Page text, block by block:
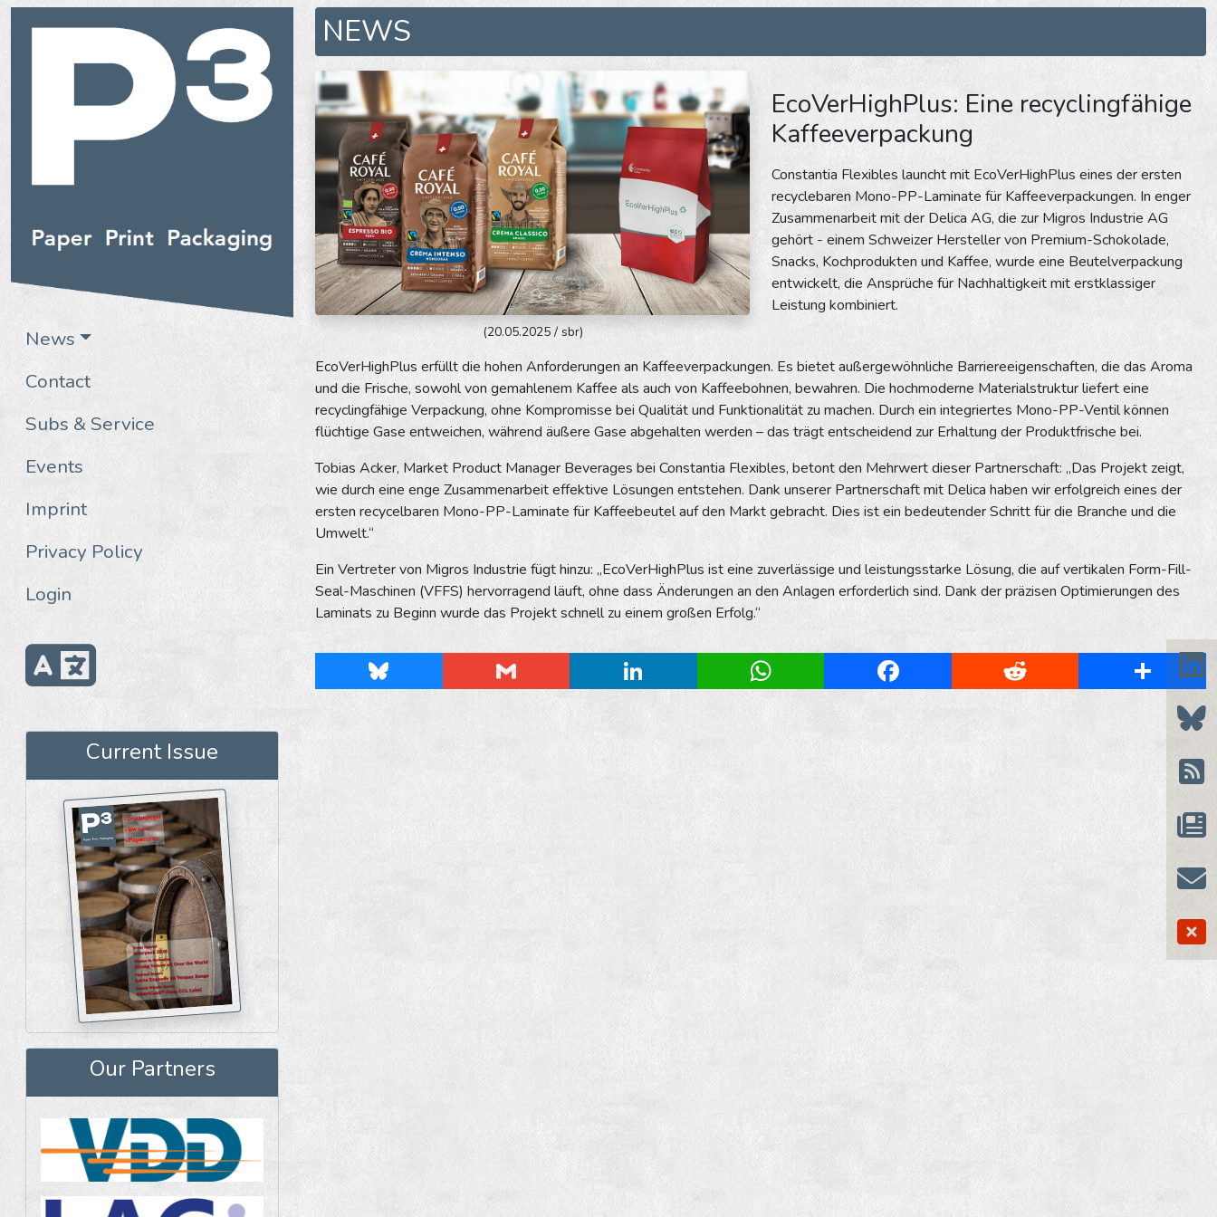
News
Contact
Subs & Service
Events
Imprint
Privacy Policy
Login
Current Issue
Our Partners
NEWS
(20.05.2025 / sbr)
EcoVerHighPlus: Eine recyclingfähige
Kaffeeverpackung
Constantia Flexibles launcht mit EcoVerHighPlus eines der ersten
recyclebaren Mono-PP-Laminate für Kaffeeverpackungen. In enger
Zusammenarbeit mit der Delica AG, die zur Migros Industrie AG
gehört - einem Schweizer Hersteller von Premium-Schokolade,
Snacks, Kochprodukten und Kaffee, wurde eine Beutelverpackung
entwickelt, die Ansprüche für Nachhaltigkeit mit erstklassiger
Leistung kombiniert.
EcoVerHighPlus erfüllt die hohen Anforderungen an Kaffeeverpackungen. Es bietet außergewöhnliche Barriereeigenschaften, die das Aroma
und die Frische, sowohl von gemahlenem Kaffee als auch von Kaffeebohnen, bewahren. Die hochmoderne Materialstruktur liefert eine
recyclingfähige Verpackung, ohne Kompromisse bei Qualität und Funktionalität zu machen. Durch ein integriertes Mono-PP-Ventil können
flüchtige Gase entweichen, während äußere Gase abgehalten werden – das trägt entscheidend zur Erhaltung der Produktfrische bei.
Tobias Acker, Market Product Manager Beverages bei Constantia Flexibles, betont den Mehrwert dieser Partnerschaft: „Das Projekt zeigt,
wie durch eine enge Zusammenarbeit effektive Lösungen entstehen. Dank unserer Partnerschaft mit Delica haben wir erfolgreich eines der
ersten recycelbaren Mono-PP-Laminate für Kaffeebeutel auf den Markt gebracht. Dies ist ein bedeutender Schritt für die Branche und die
Umwelt.“
Ein Vertreter von Migros Industrie fügt hinzu: „EcoVerHighPlus ist eine zuverlässige und leistungsstarke Lösung, die auf vertikalen Form-Fill-
Seal-Maschinen (VFFS) hervorragend läuft, ohne dass Änderungen an den Anlagen erforderlich sind. Dank der präzisen Optimierungen des
Laminats zu Beginn wurde das Projekt schnell zu einem großen Erfolg.“
Bluesky Gmail LinkedIn WhatsApp Facebook Reddit Share